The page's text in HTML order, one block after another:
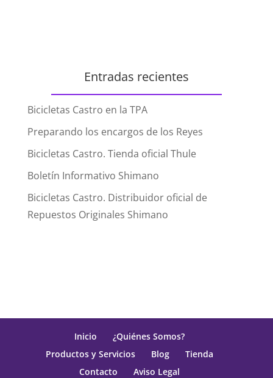
Entradas recientes
Bicicletas Castro en la TPA
Preparando los encargos de los Reyes
Bicicletas Castro. Tienda oficial Thule
Boletín Informativo Shimano
Bicicletas Castro. Distribuidor oficial de
Repuestos Originales Shimano
Inicio
¿Quiénes Somos?
Productos y Servicios
Blog
Tienda
Contacto
Aviso Legal